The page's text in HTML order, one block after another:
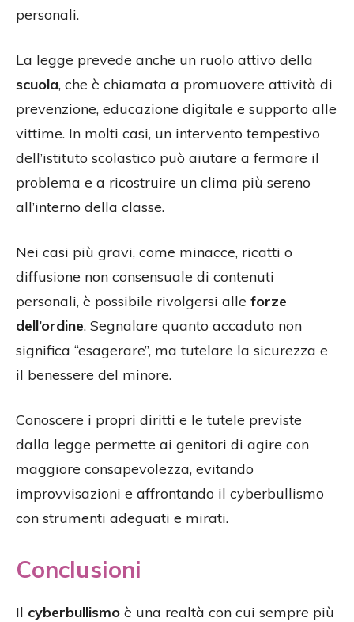
personali.
La legge prevede anche un ruolo attivo della
scuola, che è chiamata a promuovere attività di
prevenzione, educazione digitale e supporto alle
vittime. In molti casi, un intervento tempestivo
dell’istituto scolastico può aiutare a fermare il
problema e a ricostruire un clima più sereno
all’interno della classe.
Nei casi più gravi, come minacce, ricatti o
diffusione non consensuale di contenuti
personali, è possibile rivolgersi alle forze
dell’ordine. Segnalare quanto accaduto non
significa “esagerare”, ma tutelare la sicurezza e
il benessere del minore.
Conoscere i propri diritti e le tutele previste
dalla legge permette ai genitori di agire con
maggiore consapevolezza, evitando
improvvisazioni e affrontando il cyberbullismo
con strumenti adeguati e mirati.
Conclusioni
Il cyberbullismo è una realtà con cui sempre più